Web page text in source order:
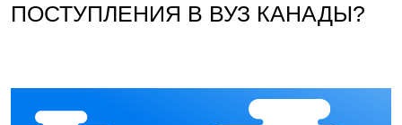
ПОСТУПЛЕНИЯ В ВУЗ КАНАДЫ?